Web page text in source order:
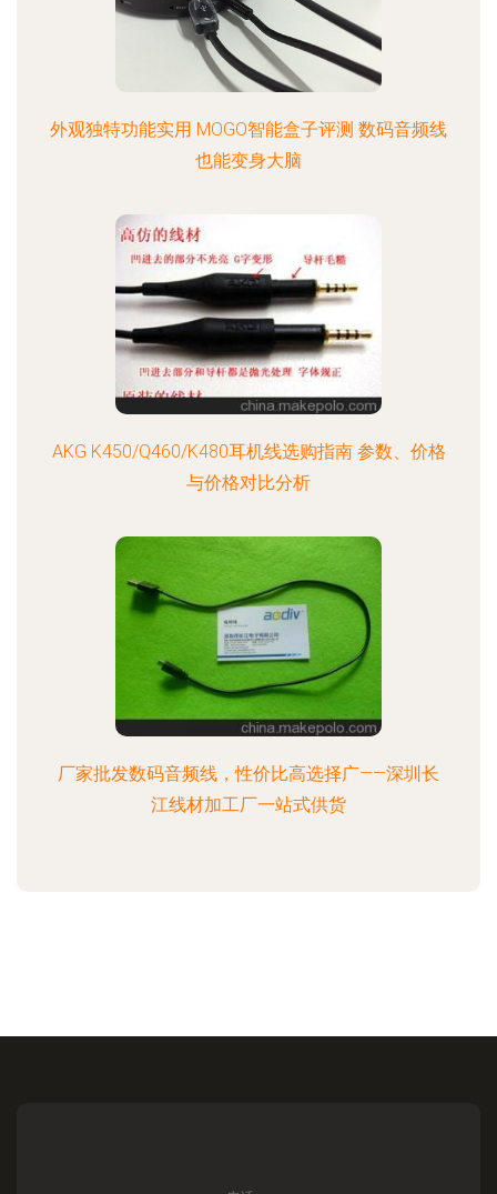
外观独特功能实用 MOGO智能盒子评测 数码音频线
也能变身大脑
AKG K450/Q460/K480耳机线选购指南 参数、价格
与价格对比分析
厂家批发数码音频线，性价比高选择广——深圳长
江线材加工厂一站式供货